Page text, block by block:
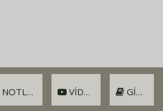
VIDEO GIRIŞ